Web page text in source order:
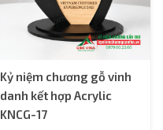
Kỷ niệm chương gỗ vinh
danh kết hợp Acrylic
KNCG-17